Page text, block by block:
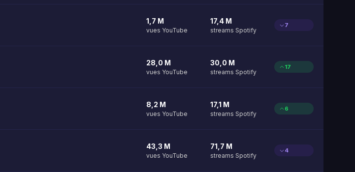
1,7 M
vues YouTube
17,4 M
streams Spotify
7
28,0 M
vues YouTube
30,0 M
streams Spotify
17
8,2 M
vues YouTube
17,1 M
streams Spotify
6
43,3 M
vues YouTube
71,7 M
streams Spotify
4